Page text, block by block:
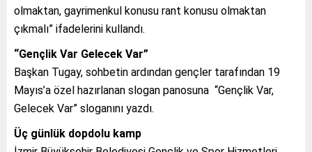
olmaktan, gayrimenkul konusu rant konusu olmaktan
çıkmalı” ifadelerini kullandı.
“Gençlik Var Gelecek Var”
Başkan Tugay, sohbetin ardından gençler tarafından 19
Mayıs’a özel hazırlanan slogan panosuna “Gençlik Var,
Gelecek Var” sloganını yazdı.
Üç günlük dopdolu kamp